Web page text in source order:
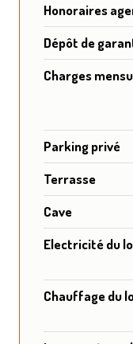
Honoraires
Dépôt de
Charges
Parking privé
Terrasse
Cave
Electricité du
Chauffage du